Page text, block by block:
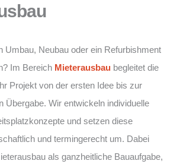
Umbau, Neubau oder ein Refurbishment
Im Bereich Mieterausbau begleitet die
Projekt von der ersten Idee bis zur
Übergabe. Wir entwickeln individuelle
und setzen diese
und termingerecht um. Dabei
als ganzheitliche Bauaufgabe,